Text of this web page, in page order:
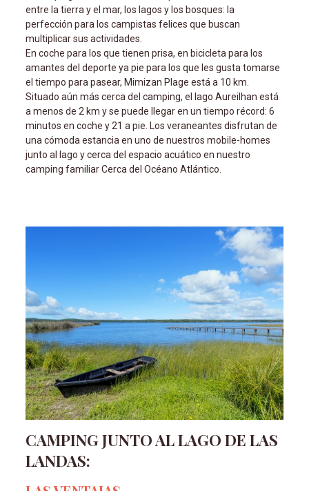
entre la tierra y el mar, los lagos y los bosques: la
perfección para los campistas felices que buscan
multiplicar sus actividades.
En coche para los que tienen prisa, en bicicleta para los
amantes del deporte ya pie para los que les gusta tomarse
el tiempo para pasear, Mimizan Plage está a 10 km.
Situado aún más cerca del camping, el lago Aureilhan est
a menos de 2 km y se puede llegar en un tiempo récord: 6
minutos en coche y 21 a pie. Los veraneantes disfrutan de
una cómoda estancia en uno de nuestros mobile-homes
junto al lago y cerca del espacio acuático en nuestro
camping familiar Cerca del Océano Atlántico.
CAMPING JUNTO AL LAGO DE LAS
LANDAS: